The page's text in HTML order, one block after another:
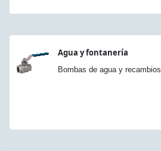
Agua y fontanería
Bombas de agua y recambios